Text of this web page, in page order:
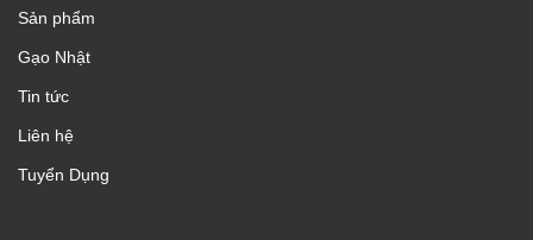
Sản phẩm
Gạo Nhật
Tin tức
Liên hệ
Tuyển Dụng